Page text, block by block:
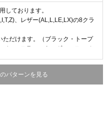
しております。
、レザー(AL,L,LE,LX)の8クラ
ただけます。（ブラック・トープ
ー・テラコッタ・ヴィンテージ
張地クラスでの価格を表示してお
せは多数ございます。詳細につき
。
パターンを見る